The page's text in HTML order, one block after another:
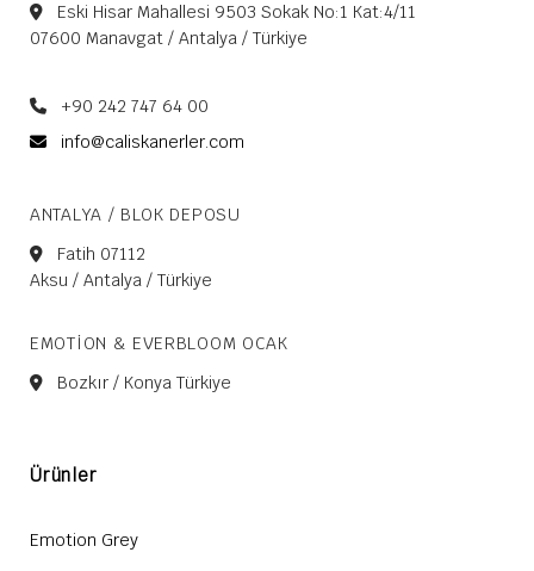
Eski Hisar Mahallesi 9503 Sokak No:1 Kat:4/11
07600 Manavgat / Antalya / Türkiye
+90 242 747 64 00
info@caliskanerler.com
ANTALYA / BLOK DEPOSU
Fatih 07112
Aksu / Antalya / Türkiye
EMOTION & EVERBLOOM OCAK
Bozkır / Konya Türkiye
Ürünler
Emotion Grey